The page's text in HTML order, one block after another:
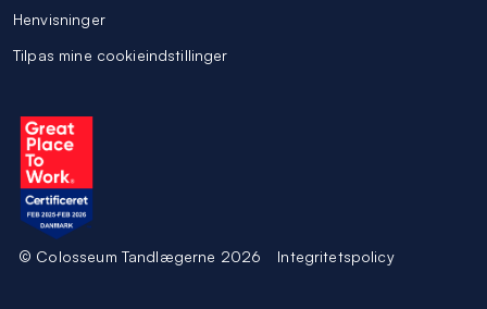
Henvisninger
Tilpas mine cookieindstillinger
© Colosseum Tandlægerne 2026 Integritetspolicy